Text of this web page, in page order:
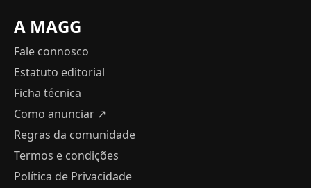
A MAGG
Fale connosco
Estatuto editorial
Ficha técnica
Como anunciar ↗
Regras da comunidade
Termos e condições
Política de Privacidade